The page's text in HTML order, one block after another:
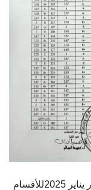
جامعة عين شمس
والتعلم (الجامعة)
كلية الدراسات العليا للطفولة تعتمد نتيجة دور يناير 2025للأقسام